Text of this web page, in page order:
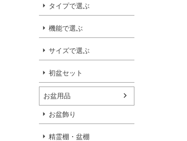
タイプで選ぶ
機能で選ぶ
サイズで選ぶ
初盆セット
お盆用品
お盆飾り
精霊棚・盆棚